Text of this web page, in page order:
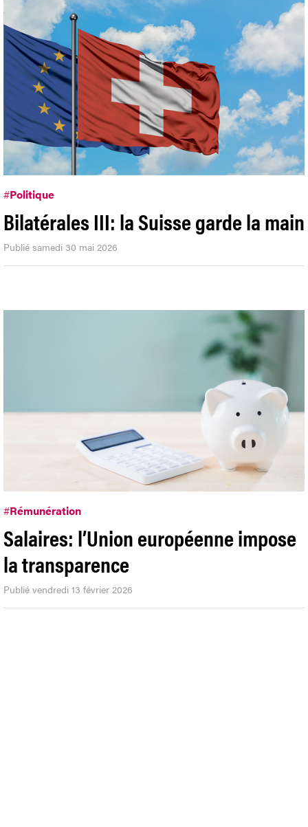
#Politique
Bilatérales III: la Suisse garde la main
Publié samedi 30 mai 2026
#Rémunération
Salaires: l’Union européenne impose
la transparence
Publié vendredi 13 février 2026